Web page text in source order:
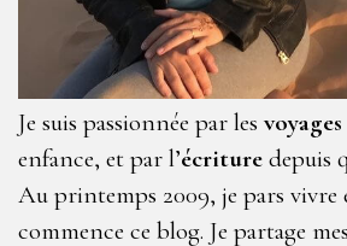
Je suis passionnée par les voyages
enfance, et par l’écriture depuis
Au printemps 2009, je pars vivre
commence ce blog. Je partage